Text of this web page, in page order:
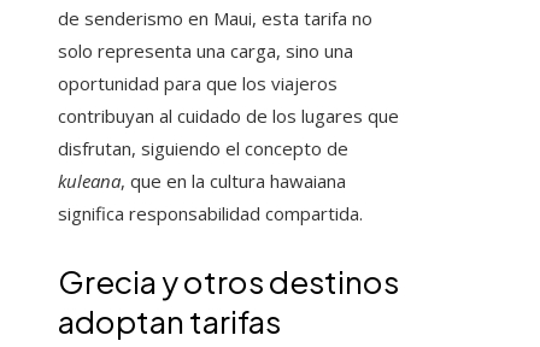
de senderismo en Maui, esta tarifa no
solo representa una carga, sino una
oportunidad para que los viajeros
contribuyan al cuidado de los lugares que
disfrutan, siguiendo el concepto de
kuleana, que en la cultura hawaiana
significa responsabilidad compartida.
Grecia y otros destinos
adoptan tarifas